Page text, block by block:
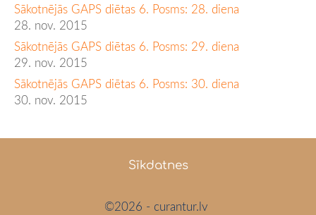
Sākotnējās GAPS diētas 6. Posms: 28. diena
28. nov. 2015
Sākotnējās GAPS diētas 6. Posms: 29. diena
29. nov. 2015
Sākotnējās GAPS diētas 6. Posms: 30. diena
30. nov. 2015
Sīkdatnes
©2026 - curantur.lv